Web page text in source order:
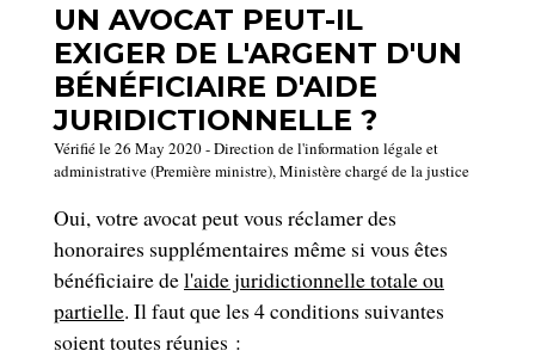
UN AVOCAT PEUT-IL
EXIGER DE L'ARGENT D'UN
BÉNÉFICIAIRE D'AIDE
JURIDICTIONNELLE ?
Vérifié le 26 May 2020 - Direction de l'information légale et
administrative (Première ministre), Ministère chargé de la justice
Oui, votre avocat peut vous réclamer des
honoraires supplémentaires même si vous êtes
bénéficiaire del'aide juridictionnelle totale ou
partielle. Il faut que les 4 conditions suivantes
soient toutes réunies :